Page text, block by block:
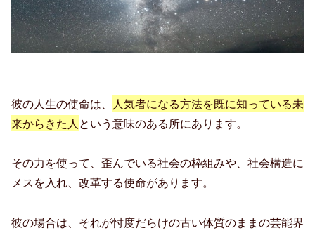
彼の人生の使命は、
人気者になる方法を既に知っている未
来からきた人 という意味のある所にあります。
その力を使って、歪んでいる社会の枠組みや、社会構造に
メスを入れ、改革する使命があります。
彼の場合は、それが忖度だらけの古い体質のままの芸能界